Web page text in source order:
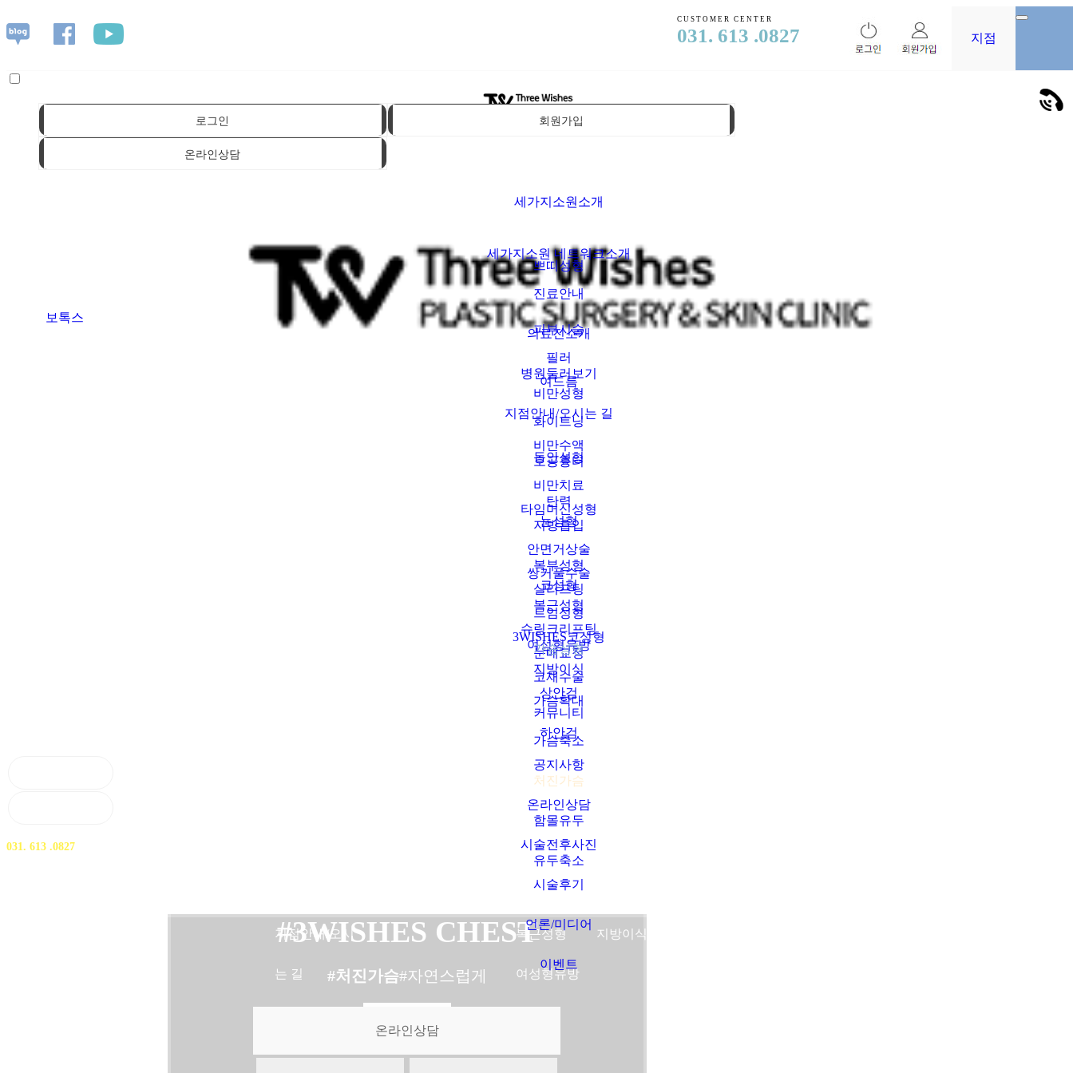
CUSTOMER CENTER
031. 613 .0827 지점
로그인 회원가입
온라인상담
세가지소원소개
세가지소원 네트워크소개
진료안내
의료진소개
병원둘러보기
지점안내/오시는 길
쁘띠성형
보톡스
필러
피부시술
여드름
화이트닝
모공흉터
탄력
비만성형
비만수액
비만치료
지방흡입
복부성형
복근성형
여성형유방
동안성형
타임머신성형
안면거상술
실리프팅
슈링크리프팅
지방이식
눈성형
쌍커풀수술
트임성형
눈매교정
상안검
하안검
코성형
3WISHES코성형
코재수술
가슴성형
가슴확대
가슴축소
처진가슴
함몰유두
유두축소
커뮤니티
공지사항
온라인상담
시술전후사진
시술후기
언론/미디어
이벤트
031. 613 .0827
지점안내/오시
는 길
비만수액
비만치료
지방흡입
복부성형
복근성형
여성형유방
지방이식
#3WISHES CHEST
#처진가슴#자연스럽게
온라인상담